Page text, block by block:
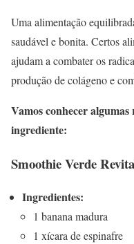
Uma alimentação
saudável e bonita. Certos
ajudam a combater os
produção de colágeno e
Vamos conhecer algumas
ingrediente:
Smoothie Verde
Ingredientes:
1 banana madura
1 xícara de espinafre